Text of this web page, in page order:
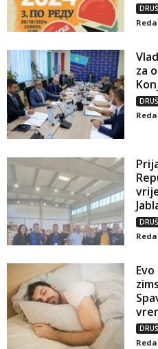
za